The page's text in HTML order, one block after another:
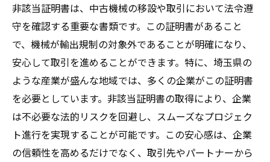
埼玉県での成功事例から学ぶポイント
証明書取得の失敗を防ぐための注意点
移設成功に必要なステップを解説
法令遵守を支える非該当証明書と中古機械移設
非該当証明書が法令遵守に果たす役割
埼玉県での法令遵守を徹底する方法
中古機械移設における法的リスクの回避
非該当証明書の取得と法令理解の重要性
非該当証明書は、中古機械の移設や取引において法令遵
守を確認する重要な書類です。この証明書があること
で、機械が輸出規制の対象外であることが明確になり、
安心して取引を進めることができます。特に、埼玉県の
ような産業が盛んな地域では、多くの企業がこの証明書
を必要としています。非該当証明書の取得により、企業
は不必要な法的リスクを回避し、スムーズなプロジェク
ト進行を実現することが可能です。この安心感は、企業
の信頼性を高めるだけでなく、取引先やパートナーから